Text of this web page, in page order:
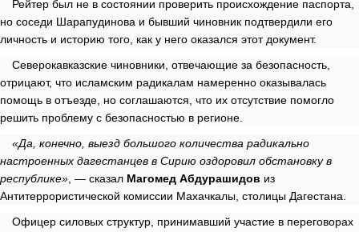
Рейтер был не в состоянии проверить происхождение паспорта,
но соседи Шарапудинова и бывший чиновник подтвердили его
личность и историю того, как у него оказался этот документ.
Северокавказские чиновники, отвечающие за безопасность,
отрицают, что исламским радикалам намеренно оказывалась
помощь в отъезде, но соглашаются, что их отсутствие помогло
решить проблему с безопасностью в регионе.
«Да, конечно, выезд большого количества радикально
настроенных дагестанцев в Сирию оздоровил обстановку в
республике» , — сказал Магомед Абдурашидов из
Антитеррористической комиссии Махачкалы, столицы Дагестана.
Офицер силовых структур, принимавший участие в переговорах